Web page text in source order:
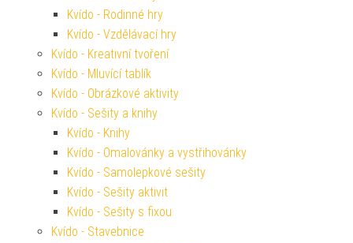
Kvído - Rodinné hry
Kvído - Vzdělávací hry
Kvído - Kreativní tvoření
Kvído - Mluvící tablík
Kvído - Obrázkové aktivity
Kvído - Sešity a knihy
Kvído - Knihy
Kvído - Omalovánky a vystřihovánky
Kvído - Samolepkové sešity
Kvído - Sešity aktivit
Kvído - Sešity s fixou
Kvído - Stavebnice